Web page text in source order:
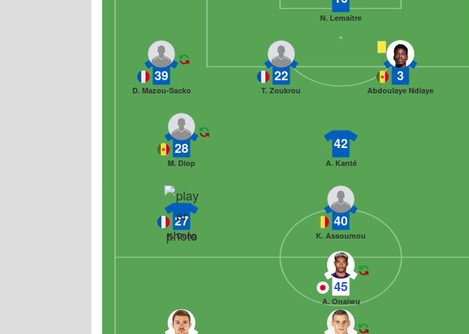
N. Lemaître
3
Abdoulaye Ndiaye
22
T. Zoukrou
39
D. Mazou-Sacko
42
A. Kanté
28
M. Diop
40
K. Assoumou
27
K. Dong
45
A. Onaiwu